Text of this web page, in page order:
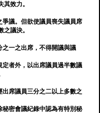
效力。
爭議。但欲使議員喪失議員席
議決。
之一之出席，不得開議與議
者外，以出席議員過半數議
席議員三分之二以上多數之
密會議紀錄中認為有特別秘